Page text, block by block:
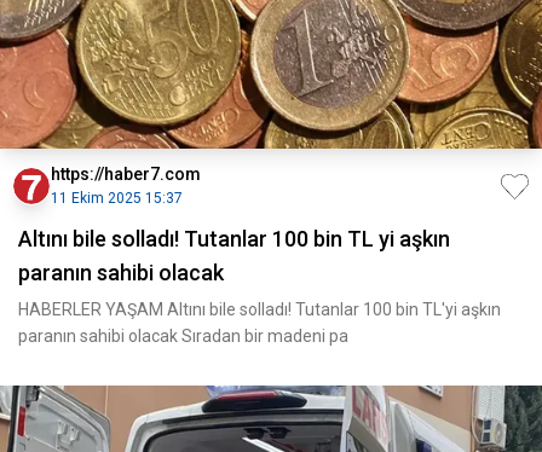
https://haber7.com
11 Ekim 2025 15:37
Altını bile solladı! Tutanlar 100 bin TL yi aşkın
paranın sahibi olacak
HABERLER YAŞAM Altını bile solladı! Tutanlar 100 bin TL'yi aşkın
paranın sahibi olacak Sıradan bir madeni pa